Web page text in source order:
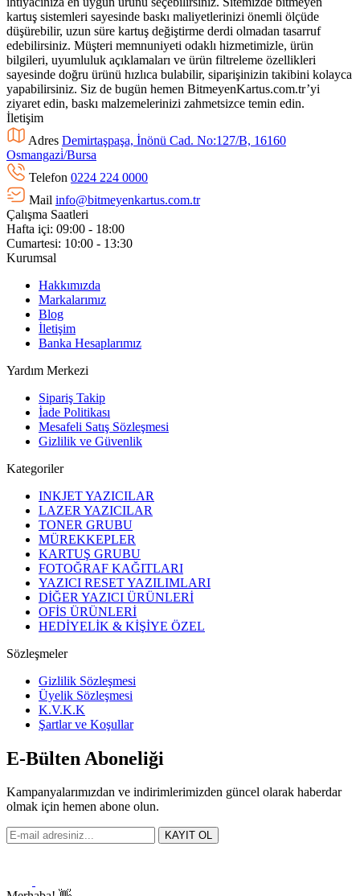
kartuş sistemleri sayesinde baskı maliyetlerinizi önemli ölçüde
düşürebilir, uzun süre kartuş değiştirme derdi olmadan tasarruf
edebilirsiniz. Müşteri memnuniyeti odaklı hizmetimizle, ürün
bilgileri, uyumluluk açıklamaları ve ürün filtreleme özellikleri
sayesinde doğru ürünü hızlıca bulabilir, siparişinizin takibini kolayca
yapabilirsiniz. Siz de bugün hemen BitmeyenKartus.com.tr’yi
ziyaret edin, baskı malzemelerinizi zahmetsizce temin edin.
İletişim
Adres Demirtaşpaşa, İnönü Cad. No:127/B, 16160
Osmangazi̇/Bursa
Telefon 0224 224 0000
Mail info@bitmeyenkartus.com.tr
Çalışma Saatleri
Hafta içi: 09:00 - 18:00
Cumartesi: 10:00 - 13:30
Kurumsal
Hakkımızda
Markalarımız
Blog
İletişim
Banka Hesaplarımız
Yardım Merkezi
Sipariş Takip
İade Politikası
Mesafeli Satış Sözleşmesi
Gizlilik ve Güvenlik
Kategoriler
INKJET YAZICILAR
LAZER YAZICILAR
TONER GRUBU
MÜREKKEPLER
KARTUŞ GRUBU
FOTOĞRAF KAĞITLARI
YAZICI RESET YAZILIMLARI
DİĞER YAZICI ÜRÜNLERİ
OFİS ÜRÜNLERİ
HEDİYELİK & KİŞİYE ÖZEL
Sözleşmeler
Gizlilik Sözleşmesi
Üyelik Sözleşmesi
K.V.K.K
Şartlar ve Koşullar
E-Bülten Aboneliği
Kampanyalarımızdan ve indirimlerimizden güncel olarak haberdar
olmak için hemen abone olun.
KAYIT OL